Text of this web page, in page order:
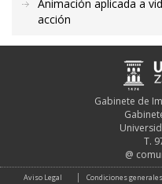
Animación aplicada a
acción
Gabinete de
T.
@
Aviso Legal Condiciones